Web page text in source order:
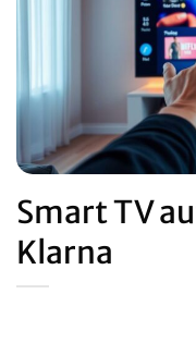
Smart TV
Klarna